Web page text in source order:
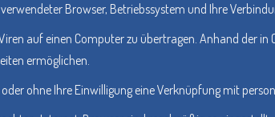
Browser, Betriebssystem und Ihre
auf einen Computer zu übertragen. Anhand der
ermöglichen.
ohne Ihre Einwilligung eine Verknüpfung mit